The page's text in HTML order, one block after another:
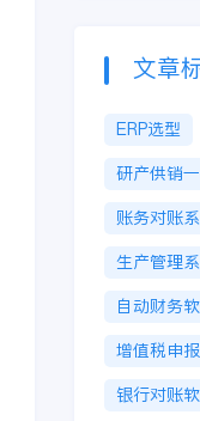
文章
ERP选型
研产供销
账务对账
生产管理
自动财务
增值税申
银行对账